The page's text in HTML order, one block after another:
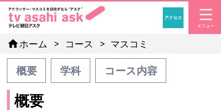
「アナウンサー・マ
アクセス
homeホーム コース マスコミ
概要 学科 コース内容
概要